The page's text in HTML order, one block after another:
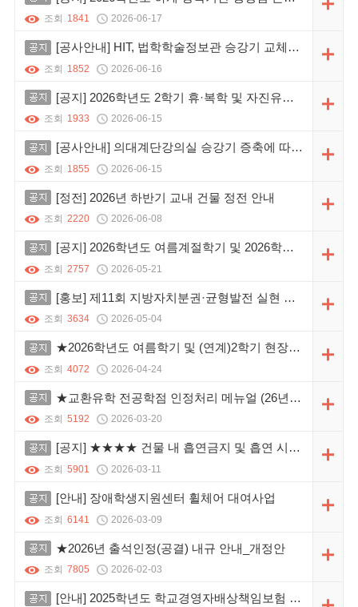
조회 1841 2026-06-17
공지 [공사안내] HIT, 법학학술정보관 승강기 교체공사(정정)
조회 1852 2026-06-16
공지 [공지] 2026학년도 2학기 휴·복학 및 자진유급 일정 안내
조회 1933 2026-06-15
공지 [공사안내] 의대계단강의실 승강기 증축에 따른 공사 안내
조회 1855 2026-06-15
공지 [정전] 2026년 하반기 교내 건물 정전 안내
조회 2220 2026-06-08
공지 [공지] 2026학년도 여름계절학기 및 2026학년도 2학기 자비유학 신청 안내
조회 2757 2026-05-21
공지 [홍보] 제11회 지방자치분권·균형발전 실현 정책 제안 공모
조회 3634 2026-05-04
공지 ★2026학년도 여름학기 및 (연계)2학기 현장실습 운영 안내
조회 4072 2026-04-24
공지 ★교환유학 전공학점 인정처리 메뉴얼 (26년도 최신본)_행정학과 필독★
조회 5192 2026-03-20
공지 [공지] ★★★★ 건물 내 흡연금지 및 흡연 시 흡연장소 준수 ★★★★
조회 5901 2026-03-11
공지 [안내] 장애학생지원센터 휠체어 대여사업
조회 6141 2026-03-09
공지 ★2026년 출석인정(공결) 내규 안내_개정안
조회 7805 2026-02-03
공지 [안내] 2025학년도 학교경영자배상책임보험 가입 내역 및 청구 절차 안내